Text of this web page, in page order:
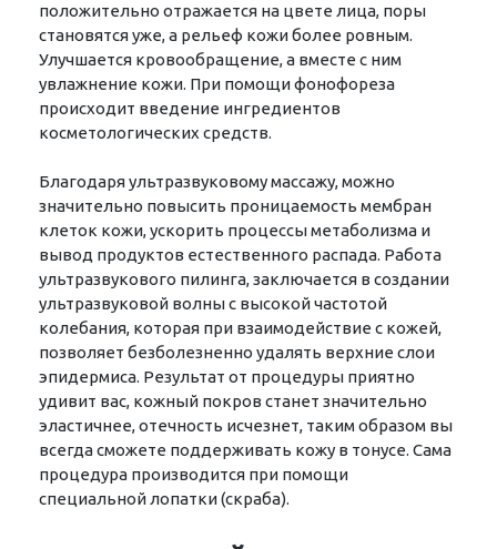
положительно отражается на цвете лица, поры
становятся уже, а рельеф кожи более ровным.
Улучшается кровообращение, а вместе с ним
увлажнение кожи. При помощи фонофореза
происходит введение ингредиентов
косметологических средств.
Благодаря ультразвуковому массажу, можно
значительно повысить проницаемость мембран
клеток кожи, ускорить процессы метаболизма и
вывод продуктов естественного распада. Работа
ультразвукового пилинга, заключается в создании
ультразвуковой волны с высокой частотой
колебания, которая при взаимодействие с кожей,
позволяет безболезненно удалять верхние слои
эпидермиса. Результат от процедуры приятно
удивит вас, кожный покров станет значительно
эластичнее, отечность исчезнет, таким образом вы
всегда сможете поддерживать кожу в тонусе. Сама
процедура производится при помощи
специальной лопатки (скраба).